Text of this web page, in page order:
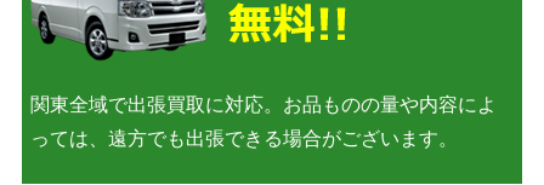
関東全域で出張買取に対応。お品ものの量や内容によ
っては、遠方でも出張できる場合がございます。